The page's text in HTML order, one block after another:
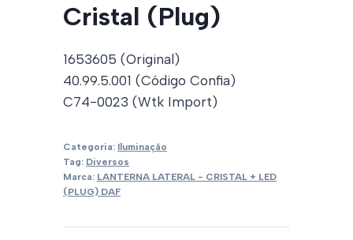
Cristal (Plug)
1653605 (Original)
40.99.5.001 (Código Confia)
C74-0023 (Wtk Import)
Categoria: Iluminação
Tag: Diversos
Marca: LANTERNA LATERAL - CRISTAL + LED
(PLUG) DAF